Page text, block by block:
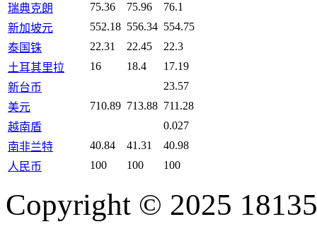
瑞典克朗
75.36 75.96
76.1
新加坡元
552.18 556.34 554.75
泰国铢
22.31 22.45
22.3
土耳其里拉
16 18.4
17.19
新台币
23.57
美元
710.89 713.88 711.28
越南盾
0.027
南非兰特
40.84 41.31
40.98
人民币
100 100 100
Copyright © 2025